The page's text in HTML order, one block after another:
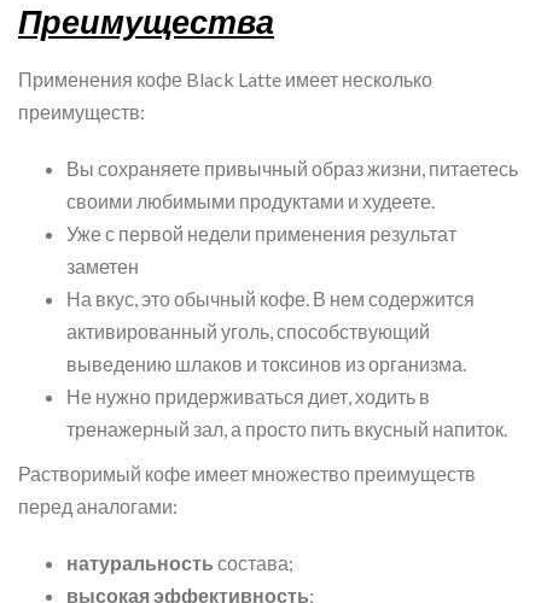
Преимущества
Применения кофе Black Latte имеет несколько
преимуществ:
Вы сохраняете привычный образ жизни, питаетесь
своими любимыми продуктами и худеете.
Уже с первой недели применения результат
заметен
На вкус, это обычный кофе. В нем содержится
активированный уголь, способствующий
выведению шлаков и токсинов из организма.
Не нужно придерживаться диет, ходить в
тренажерный зал, а просто пить вкусный напиток.
Растворимый кофе имеет множество преимуществ
перед аналогами:
натуральность состава;
высокая эффективность;